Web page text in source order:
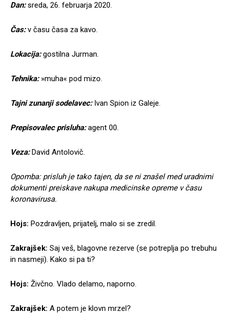
Dan:sreda, 26. februarja 2020.
Čas:v času časa za kavo.
Lokacija:gostilna Jurman.
Tehnika:»muha« pod mizo.
Tajni zunanji sodelavec:Ivan Spion iz Galeje.
Prepisovalec prisluha:agent 00.
Veza:David Antolovič.
Opomba: prisluh je tako tajen, da se ni znašel med uradnimi
dokumenti preiskave nakupa medicinske opreme v času
koronavirusa.
Hojs: Pozdravljen, prijatelj, malo si se zredil.
Zakrajšek: Saj veš, blagovne rezerve (se potreplja po trebuhu
in nasmeji). Kako si pa ti?
Hojs: Živčno. Vlado delamo, naporno.
Zakrajšek: A potem je klovn mrzel?